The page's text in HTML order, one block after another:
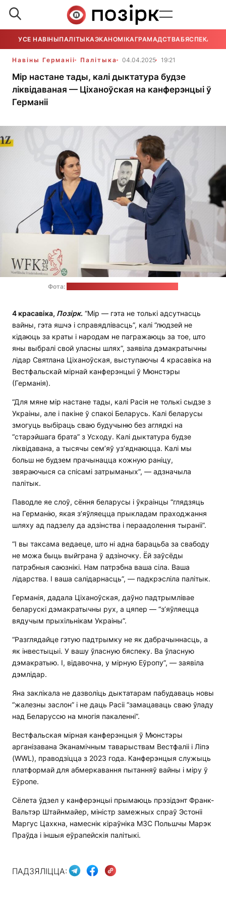
УСЕ НАВІНЫПАЛІТЫКАЭКАНОМІКАГРАМАДСТВАБЯСПЕКА
Навіны Германіі Палітыка 04.04.2025 19:21
Мір настане тады, калі дыктатура будзе
ліквідаваная — Ціханоўская на канферэнцыі ў
Германіі
Фота:
4 красавіка, Позірк. “Мір — гэта не толькі адсутнасць
вайны, гэта яшчэ і справядлівасць”, калі “людзей не
кідаюць за краты і народам не пагражаюць за тое, што
яны выбралі свой уласны шлях”, заявіла дэмакратычны
лідар Святлана Ціханоўская, выступаючы 4 красавіка на
Вестфальскай мірнай канферэнцыі ў Мюнстэры
(Германія).
“Для мяне мір настане тады, калі Расія не толькі сыдзе з
Украіны, але і пакіне ў спакоі Беларусь. Калі беларусы
змогуць выбіраць сваю будучыню без аглядкі на
“старэйшага брата” з Усходу. Калі дыктатура будзе
ліквідавана, а тысячы сем’яў уз’яднаюцца. Калі мы
больш не будзем прачынацца кожную раніцу,
звяраючыся са спісамі затрыманых”, — адзначыла
палітык.
Паводле яе слоў, сёння беларусы і ўкраінцы “глядзяць
на Германію, якая з’яўляецца прыкладам праходжання
шляху ад падзелу да адзінства і пераадолення тыраніі”.
“І вы таксама ведаеце, што ні адна барацьба за свабоду
не можа быць выйграна ў адзіночку. Ёй заўсёды
патрэбныя саюзнікі. Нам патрэбна ваша сіла. Ваша
лідарства. І ваша салідарнасць”, — падкрэсліла палітык.
Германія, дадала Ціханоўская, даўно падтрымлівае
беларускі дэмакратычны рух, а цяпер — “з’яўляецца
вядучым прыхільнікам Украіны”.
“Разглядайце гэтую падтрымку не як дабрачыннасць, а
як інвестыцыі. У вашу ўласную бяспеку. Ва ўласную
дэмакратыю. І, відавочна, у мірную Еўропу”, — заявіла
дэмлідар.
Яна заклікала не дазволіць дыктатарам пабудаваць новы
“жалезны заслон” і не даць Расіі “замацаваць сваю ўладу
над Беларуссю на многія пакаленні”.
Вестфальская мірная канферэнцыя ў Мюнстэры
арганізавана Эканамічным таварыствам Вестфаліі і Ліпэ
(WWL), праводзіцца з 2023 года. Канферэнцыя служыць
платформай для абмеркавання пытанняў вайны і міру ў
Еўропе.
Сёлета ўдзел у канферэнцыі прымаюць прэзідэнт Франк-
Вальтэр Штайнмайер, міністр замежных спраў Эстоніі
Маргус Цахкна, намеснік кіраўніка МЗС Польшчы Марэк
Праўда і іншыя еўрапейскія палітыкі.
ПАДЗЯЛІЦЦА: